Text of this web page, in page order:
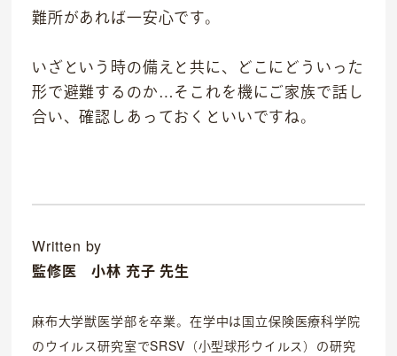
難所があれば一安心です。
いざという時の備えと共に、どこにどういった
形で避難するのか…そこれを機にご家族で話し
合い、確認しあっておくといいですね。
Written by
監修医小林 充子 先生
麻布大学獣医学部を卒業。在学中は国立保険医療科学院
のウイルス研究室でSRSV（小型球形ウイルス）の研究